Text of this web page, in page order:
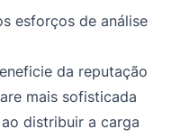
esforços de análise
da reputação
mais sofisticada
distribuir a carga